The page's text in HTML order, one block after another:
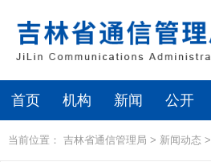
首页 机构 新闻 公开
当前位置： 吉林省通信管理局 > 新闻动态 >